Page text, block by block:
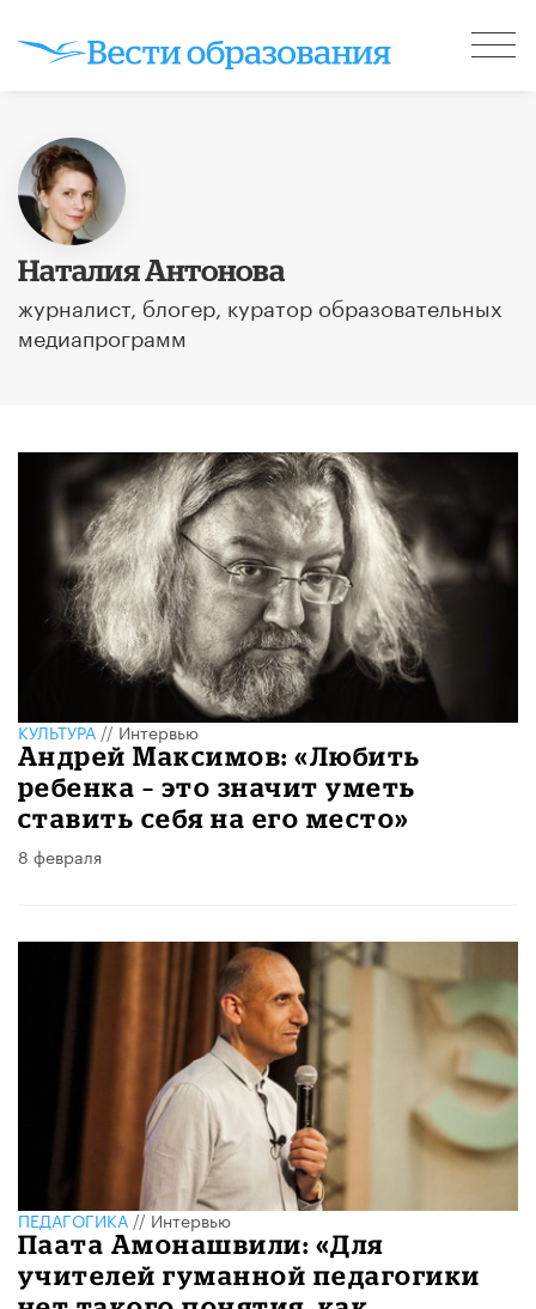
Наталия Антонова
журналист, блогер, куратор образовательных
медиапрограмм
КУЛЬТУРА//Интервью
Андрей Максимов: «Любить
ребенка – это значит уметь
ставить себя на его место»
8 февраля
ПЕДАГОГИКА//Интервью
Паата Амонашвили: «Для
учителей гуманной педагогики